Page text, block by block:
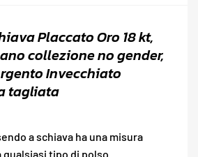
Placcato Oro 18 kt,
collezione no gender,
Invecchiato
tagliata
a schiava ha una misura
tipo di polso